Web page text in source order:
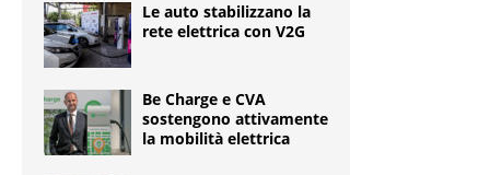
Le auto stabilizzano la
rete elettrica con V2G
Be Charge e CVA
sostengono attivamente
la mobilità elettrica